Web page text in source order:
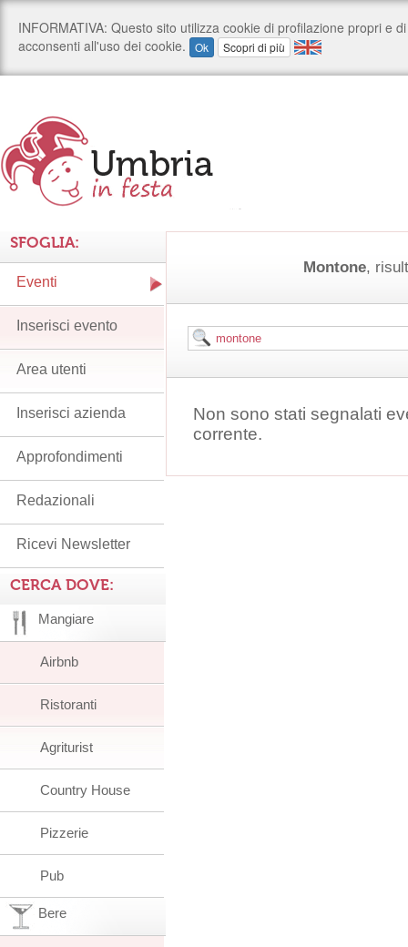
Montone,
Non sono stati segnalati
corrente.
SFOGLIA:
Eventi
Inserisci evento
Area utenti
Inserisci azienda
Approfondimenti
Redazionali
Ricevi Newsletter
CERCA DOVE:
Mangiare
Airbnb
Ristoranti
Agriturist
Country House
Pizzerie
Pub
Bere